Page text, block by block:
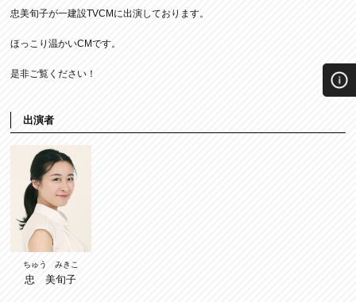
忠美旬子が一建設TVCMに出演しております。
ほっこり温かいCMです。
是非ご覧ください！
出演者
ちゅう みきこ
忠 美旬子